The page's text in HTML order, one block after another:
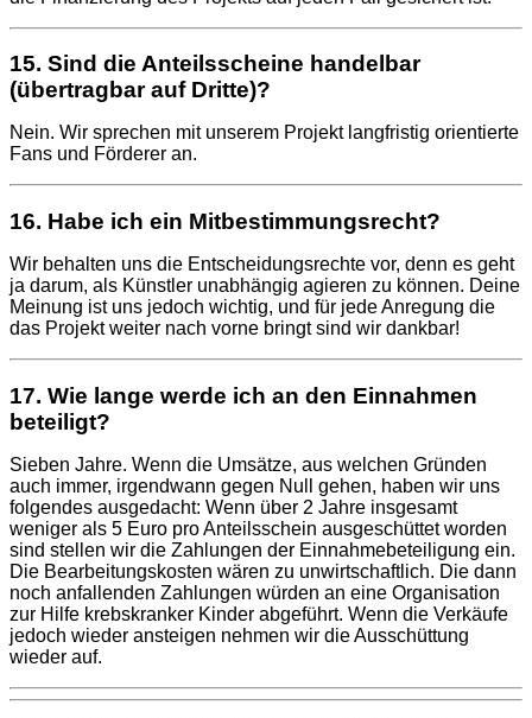
15. Sind die Anteilsscheine handelbar
(übertragbar auf Dritte)?
Nein. Wir sprechen mit unserem Projekt langfristig orientierte
Fans und Förderer an.
16. Habe ich ein Mitbestimmungsrecht?
Wir behalten uns die Entscheidungsrechte vor, denn es geht
ja darum, als Künstler unabhängig agieren zu können. Deine
Meinung ist uns jedoch wichtig, und für jede Anregung die
das Projekt weiter nach vorne bringt sind wir dankbar!
17. Wie lange werde ich an den Einnahmen
beteiligt?
Sieben Jahre. Wenn die Umsätze, aus welchen Gründen
auch immer, irgendwann gegen Null gehen, haben wir uns
folgendes ausgedacht: Wenn über 2 Jahre insgesamt
weniger als 5 Euro pro Anteilsschein ausgeschüttet worden
sind stellen wir die Zahlungen der Einnahmebeteiligung ein.
Die Bearbeitungskosten wären zu unwirtschaftlich. Die dann
noch anfallenden Zahlungen würden an eine Organisation
zur Hilfe krebskranker Kinder abgeführt. Wenn die Verkäufe
jedoch wieder ansteigen nehmen wir die Ausschüttung
wieder auf.